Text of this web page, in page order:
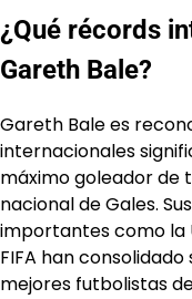
¿Qué récords
Gareth Bale?
Gareth Bale es
internacionales
máximo goleador de
nacional de Gales.
importantes como la
FIFA han
mejores futbolistas